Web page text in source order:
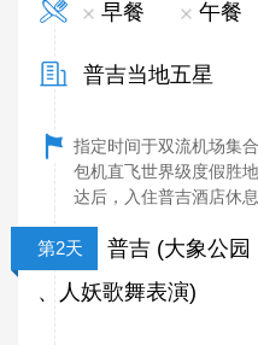
早餐 午餐
普吉当地五星
指定时间于双流机场集
包机直飞世界级度假胜
达后，入住普吉酒店休息
第2天
普吉 (大象公园
、人妖歌舞表演)